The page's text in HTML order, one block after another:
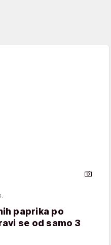
paprika po
se od samo 3